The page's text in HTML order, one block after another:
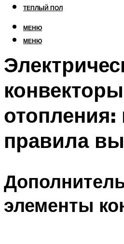
ТЕПЛЫЙ ПОЛ
МЕНЮ
МЕНЮ
конвекторы
правила
элементы